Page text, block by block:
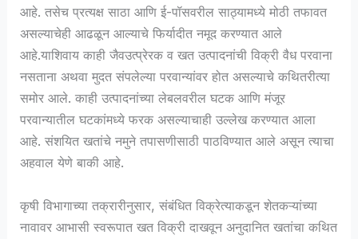
आहे. तसेच प्रत्यक्ष साठा आणि ई-पॉसवरील साठ्यामध्ये मोठी तफावत
असल्याचेही आढळून आल्याचे फिर्यादीत नमूद करण्यात आले
आहे.याशिवाय काही जैवउत्प्रेरक व खत उत्पादनांची विक्री वैध परवाना
नसताना अथवा मुदत संपलेल्या परवान्यांवर होत असल्याचे कथितरीत्या
समोर आले. काही उत्पादनांच्या लेबलवरील घटक आणि मंजूर
परवान्यातील घटकांमध्ये फरक असल्याचाही उल्लेख करण्यात आला
आहे. संशयित खतांचे नमुने तपासणीसाठी पाठविण्यात आले असून त्याचा
अहवाल येणे बाकी आहे.
कृषी विभागाच्या तक्रारीनुसार, संबंधित विक्रेत्याकडून शेतकऱ्यांच्या
नावावर आभासी स्वरूपात खत विक्री दाखवून अनुदानित खतांचा कथित